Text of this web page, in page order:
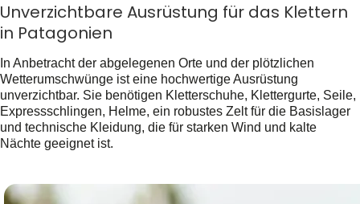
Unverzichtbare Ausrüstung für das Klettern
in Patagonien
In Anbetracht der abgelegenen Orte und der plötzlichen
Wetterumschwünge ist eine hochwertige Ausrüstung
unverzichtbar. Sie benötigen Kletterschuhe, Klettergurte, Seile,
Expressschlingen, Helme, ein robustes Zelt für die Basislager
und technische Kleidung, die für starken Wind und kalte
Nächte geeignet ist.